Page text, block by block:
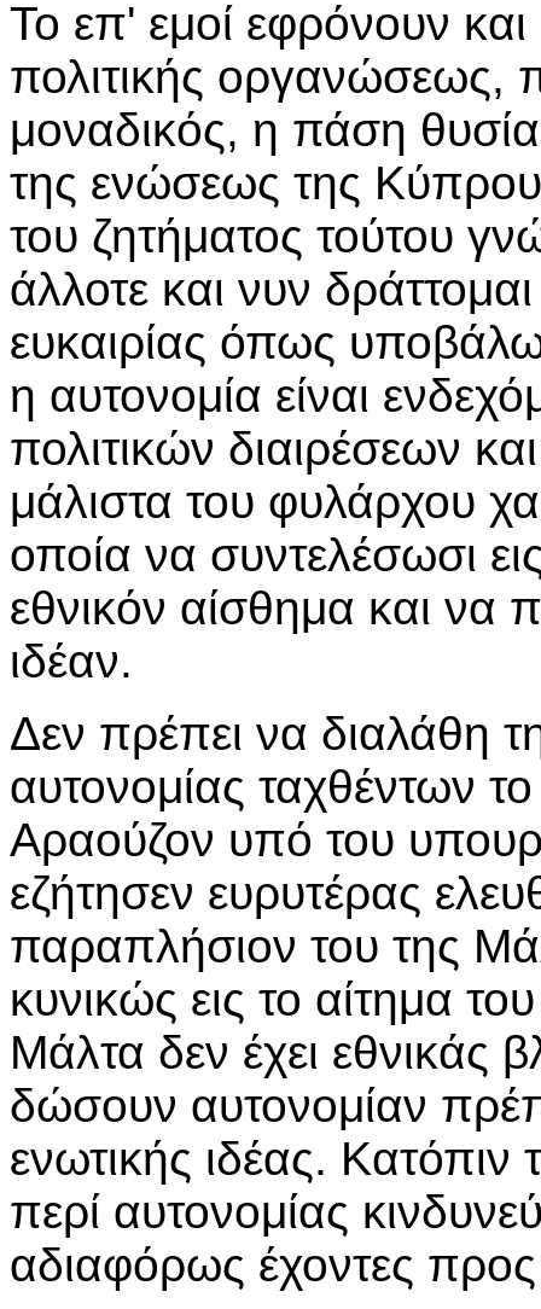
Το επ' εμοί εφρόνουν
πολιτικής οργανώσεως,
μοναδικός, η πάση θυσία
της ενώσεως της
του ζητήματος τούτου
άλλοτε και νυν
ευκαιρίας όπως
η αυτονομία είναι
πολιτικών διαιρέσεων
μάλιστα του φυλάρχου
οποία να συντελέσωσι
εθνικόν αίσθημα και να
ιδέαν.
Δεν πρέπει να διαλάθη
αυτονομίας ταχθέντων
Αραούζον υπό του
εζήτησεν ευρυτέρας
παραπλήσιον του της
κυνικώς εις το αίτημα
Μάλτα δεν έχει εθνικάς
δώσουν αυτονομίαν
ενωτικής ιδέας. Κατόπιν
περί αυτονομίας
αδιαφόρως έχοντες